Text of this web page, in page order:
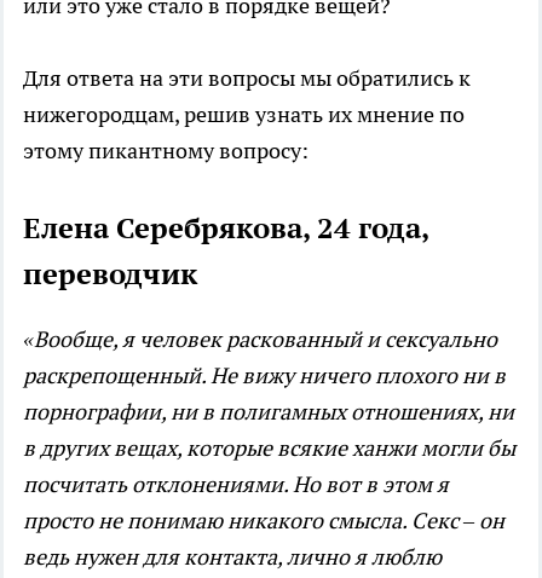
или это уже стало в порядке вещей?
Для ответа на эти вопросы мы обратились к
нижегородцам, решив узнать их мнение по
этому пикантному вопросу:
Елена Серебрякова, 24 года,
переводчик
«Вообще, я человек раскованный и сексуально
раскрепощенный. Не вижу ничего плохого ни в
порнографии, ни в полигамных отношениях, ни
в других вещах, которые всякие ханжи могли бы
посчитать отклонениями. Но вот в этом я
просто не понимаю никакого смысла. Секс – он
ведь нужен для контакта, лично я люблю